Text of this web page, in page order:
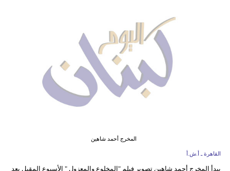
المخرج أحمد شاهين
القاهرة ـ أ.ش.أ
يبدأ المخرج أحمد شاهين تصوير فيلم "المخلوع والمعزول " الأسبوع المقبل بعد